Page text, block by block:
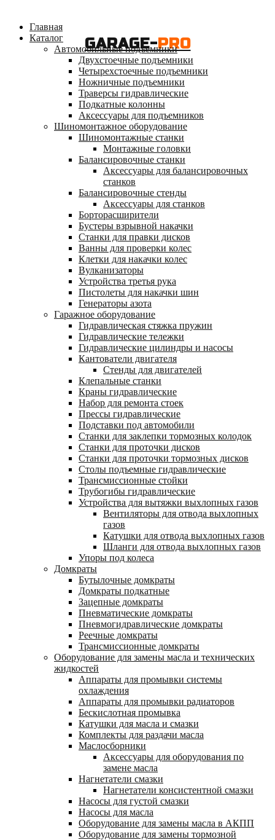
GARAGE-PRO
Главная
Каталог
Автомобильные подъемники
Двухстоечные подъемники
Четырехстоечные подъемники
Ножничные подъемники
Траверсы гидравлические
Подкатные колонны
Аксессуары для подъемников
Шиномонтажное оборудование
Шиномонтажные станки
Монтажные головки
Балансировочные станки
Аксессуары для балансировочных
станков
Балансировочные стенды
Аксессуары для станков
Борторасширители
Бустеры взрывной накачки
Станки для правки дисков
Ванны для проверки колес
Клетки для накачки колес
Вулканизаторы
Устройства третья рука
Пистолеты для накачки шин
Генераторы азота
Гаражное оборудование
Гидравлическая стяжка пружин
Гидравлические тележки
Гидравлические цилиндры и насосы
Кантователи двигателя
Стенды для двигателей
Клепальные станки
Краны гидравлические
Набор для ремонта стоек
Прессы гидравлические
Подставки под автомобили
Станки для заклепки тормозных колодок
Станки для проточки дисков
Станки для проточки тормозных дисков
Столы подъемные гидравлические
Трансмиссионные стойки
Трубогибы гидравлические
Устройства для вытяжки выхлопных газов
Вентиляторы для отвода выхлопных
газов
Катушки для отвода выхлопных газов
Шланги для отвода выхлопных газов
Упоры под колеса
Домкраты
Бутылочные домкраты
Домкраты подкатные
Зацепные домкраты
Пневматические домкраты
Пневмогидравлические домкраты
Реечные домкраты
Трансмиссионные домкраты
Оборудование для замены масла и технических
жидкостей
Аппараты для промывки системы
охлаждения
Аппараты для промывки радиаторов
Бескислотная промывка
Катушки для масла и смазки
Комплекты для раздачи масла
Маслосборники
Аксессуары для оборудования по
замене масла
Нагнетатели смазки
Нагнетатели консистентной смазки
Насосы для густой смазки
Насосы для масла
Оборудование для замены масла в АКПП
Оборудование для замены тормозной